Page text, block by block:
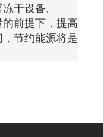
冻干设备。
前提下，提高
节约能源将是